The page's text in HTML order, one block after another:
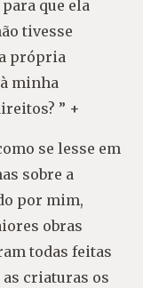
que ela
tivesse
própria
minha
” +
se lesse em
sobre a
por mim,
obras
todas feitas
as criaturas os